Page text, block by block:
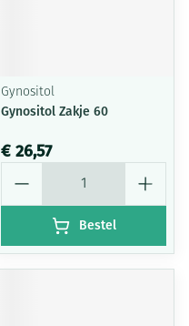
Gynositol
Gynositol Zakje 60
€ 26,57
Bestel